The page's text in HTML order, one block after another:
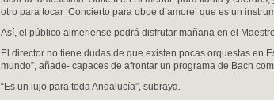
otro para tocar ‘Concierto para oboe d’amore’ que es un
Así, el público almeriense podrá disfrutar mañana en el
El director no tiene dudas de que existen pocas orquestas en
mundo”, añade- capaces de afrontar un programa de Bach
“Es un lujo para toda Andalucía”, subraya.